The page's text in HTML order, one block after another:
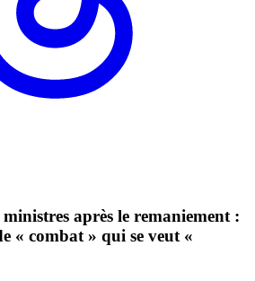
après le remaniement :
« combat » qui se veut «